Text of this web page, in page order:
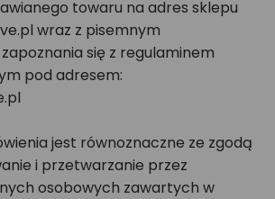
towaru na adres sklepu
wraz z pisemnym
się z regulaminem
pod adresem:
jest równoznaczne ze zgodą
i przetwarzanie przez
osobowych zawartych w